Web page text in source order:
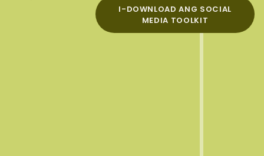
I-DOWNLOAD ANG SOCIAL
MEDIA TOOLKIT